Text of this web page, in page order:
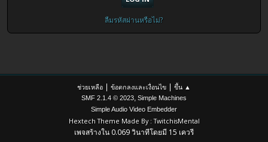
ลืมรหัสผ่านหรือไม่?
ช่วยเหลือ | ข้อตกลงและเงื่อนไข | ขึ้น ▲
SMF 2.1.4 © 2023, Simple Machines
Simple Audio Video Embedder
Hextech Theme Made By : TwitchisMental
เพจสร้างใน 0.069 วินาทีโดยมี 15 เควรี